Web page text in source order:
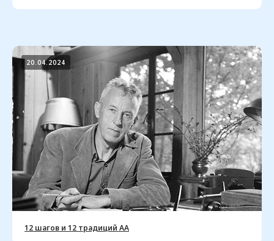
20.04.2024
12 шагов и 12 традиций АА
России
perepiska@rsoaa.ru